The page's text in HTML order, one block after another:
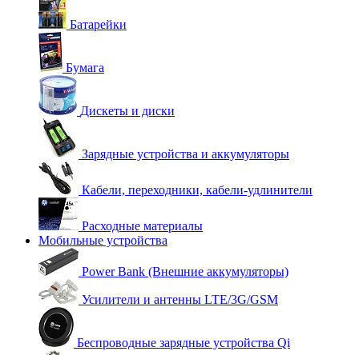
Батарейки
Бумага
Дискеты и диски
Зарядные устройства и аккумуляторы
Кабели, переходники, кабели-удлинители
Расходные материалы
Мобильные устройства
Power Bank (Внешние аккумуляторы)
Усилители и антенны LTE/3G/GSM
Беспроводные зарядные устройства Qi